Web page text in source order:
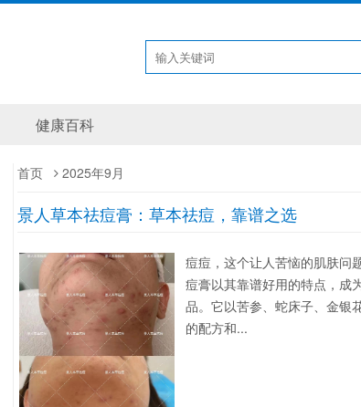
健康百科
首页 2025年9月
景人草本祛痘膏：草本祛痘，靠谱之选
痘痘，这个让人苦恼的肌肤问
痘膏以其靠谱好用的特点，成
品。它以苦参、蛇床子、金银
的配方和...